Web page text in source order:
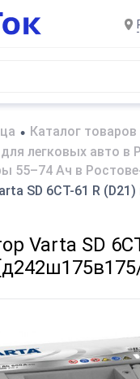
• Каталог товаров
легковых авто в
55–74 Ач в
SD 6CT-61 R
Varta SD